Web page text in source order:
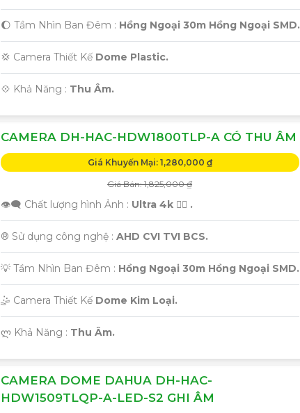
🌔 Tầm Nhìn Ban Đêm : Hồng Ngoại 30m Hồng Ngoại SMD.
💢 Camera Thiết Kế Dome Plastic.
️💠 Khả Năng : Thu Âm.
CAMERA DH-HAC-HDW1800TLP-A CÓ THU ÂM
Giá Khuyến Mại: 1,280,000 ₫
Giá Bán: 1,825,000 ₫
👁️‍🗨 Chất lượng hình Ảnh : Ultra 4k 👍🏾 .
®️ Sử dụng công nghệ : AHD CVI TVI BCS.
💡 Tầm Nhìn Ban Đêm : Hồng Ngoại 30m Hồng Ngoại SMD.
🤹 Camera Thiết Kế Dome Kim Loại.
️ლ Khả Năng : Thu Âm.
CAMERA DOME DAHUA DH-HAC-
HDW1509TLQP-A-LED-S2 GHI ÂM